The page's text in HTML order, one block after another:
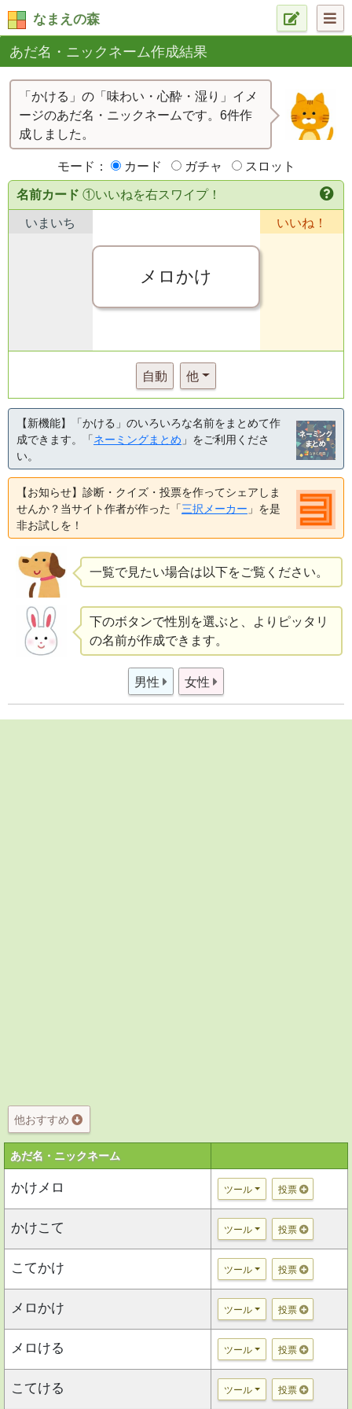
なまえの森
あだ名・ニックネーム作成結果
「かける」の「味わい・心酔・湿り」イメ
ージのあだ名・ニックネームです。6件作
成しました。
モード： カード ガチャ スロット
名前カード ①いいねを右スワイプ！
いまいち
メロかけ
いいね！
自動 他
【新機能】「かける」のいろいろな名前をまとめて作
成できます。「ネーミングまとめ 」をご利用くださ
い。
【お知らせ】診断・クイズ・投票を作ってシェアしま
せんか？当サイト作者が作った「三択メーカー 」を是
非お試しを！
一覧で見たい場合は以下をご覧ください。
下のボタンで性別を選ぶと、よりピッタリ
の名前が作成できます。
男性 女性
他おすすめ
あだ名・ニックネーム
かけメロ ツール 投票
かけこて ツール 投票
こてかけ ツール 投票
メロかけ ツール 投票
メロける ツール 投票
こてける ツール 投票